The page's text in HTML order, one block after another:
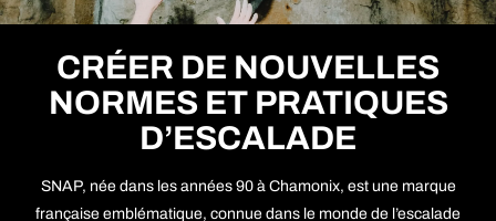
CRÉER DE NOUVELLES
NORMES ET PRATIQUES
D’ESCALADE
SNAP, née dans les années 90 à Chamonix, est une marque
française emblématique, connue dans le monde de l’escalade